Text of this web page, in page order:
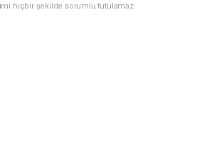
hiçbir şekilde sorumlu tutulamaz.